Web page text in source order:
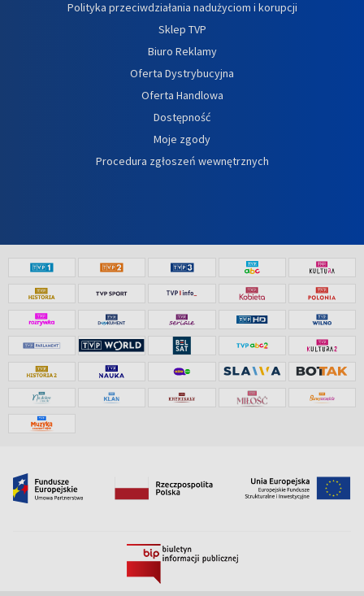
Polityka przeciwdziałania nadużyciom i korupcji
Sklep TVP
Biuro Reklamy
Oferta Dystrybucyjna
Oferta Handlowa
Dostępność
Moje zgody
Procedura zgłoszeń wewnętrznych